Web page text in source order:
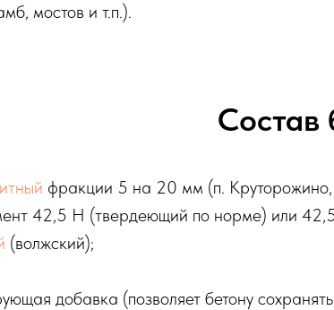
мостов и т.п.).
Состав
фракции 5 на 20 мм (п.
42,5 Н (твердеющий по норме) или
(волжский);
добавка (позволяет бетону